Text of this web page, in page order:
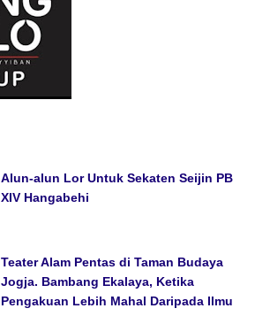
Alun-alun Lor Untuk Sekaten Seijin PB
XIV Hangabehi
Teater Alam Pentas di Taman Budaya
Jogja. Bambang Ekalaya, Ketika
Pengakuan Lebih Mahal Daripada Ilmu